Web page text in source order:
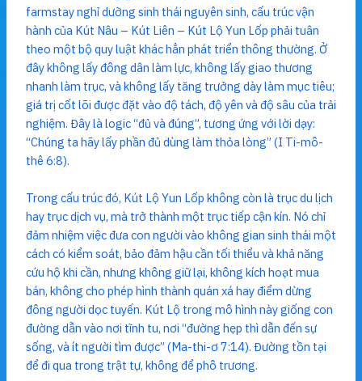
farmstay nghỉ dưỡng sinh thái nguyên sinh, cấu trúc vận
hành của Kút Nâu – Kút Liên – Kút Lộ Yun Lốp phải tuân
theo một bộ quy luật khác hẳn phát triển thông thường. Ở
đây không lấy đông dân làm lực, không lấy giao thương
nhanh làm trục, và không lấy tăng trưởng dày làm mục tiêu;
giá trị cốt lõi được đặt vào độ tách, độ yên và độ sâu của trải
nghiệm. Đây là logic “đủ và đúng”, tương ứng với lời dạy:
“Chúng ta hãy lấy phần đủ dùng làm thỏa lòng” (I Ti-mô-
thê 6:8).
Trong cấu trúc đó, Kút Lộ Yun Lốp không còn là trục du lịch
hay trục dịch vụ, mà trở thành một trục tiếp cận kín. Nó chỉ
đảm nhiệm việc đưa con người vào không gian sinh thái một
cách có kiểm soát, bảo đảm hậu cần tối thiểu và khả năng
cứu hộ khi cần, nhưng không giữ lại, không kích hoạt mua
bán, không cho phép hình thành quán xá hay điểm dừng
đông người dọc tuyến. Kút Lộ trong mô hình này giống con
đường dẫn vào nơi tĩnh tu, nơi “đường hẹp thì dẫn đến sự
sống, và ít người tìm được” (Ma-thi-ơ 7:14). Đường tồn tại
để đi qua trong trật tự, không để phô trương.